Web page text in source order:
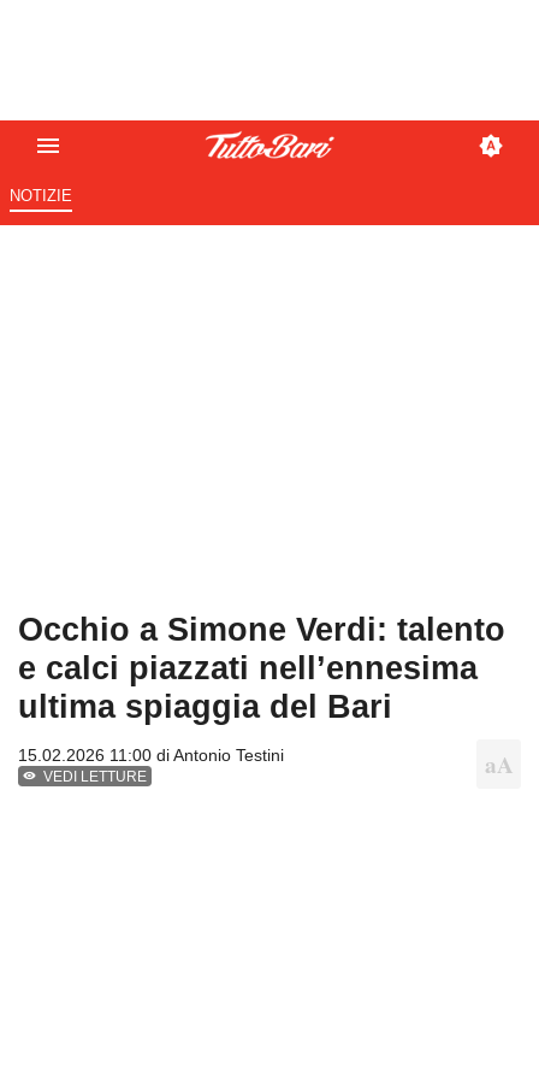
NOTIZIE
Occhio a Simone Verdi: talento
e calci piazzati nell’ennesima
ultima spiaggia del Bari
15.02.2026 11:00 diAntonio Testini
VEDI LETTURE